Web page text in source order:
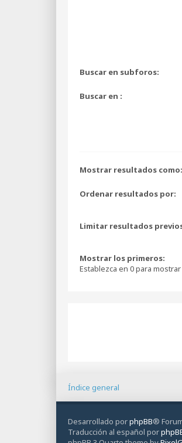
Buscar en subforos:
Buscar en :
Mostrar resultados como:
Ordenar resultados por:
Limitar resultados
Mostrar los primeros:
Establezca en 0 para
Índice general
Desarrollado porphpBB®
Traducción al español por